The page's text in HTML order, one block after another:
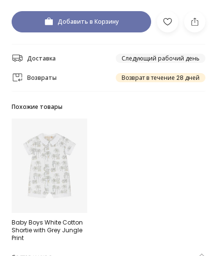
Добавить в Корзину
Доставка Следующий рабочий день
Возвраты Возврат в течение 28 дней
Похожие товары
Baby Boys White Cotton
Shortie with Grey Jungle
Print